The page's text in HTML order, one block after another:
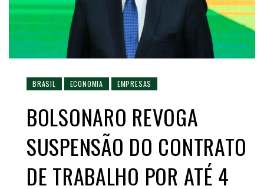
BRASIL ECONOMIA EMPRESAS
BOLSONARO REVOGA
SUSPENSÃO DO CONTRATO
DE TRABALHO POR ATÉ 4